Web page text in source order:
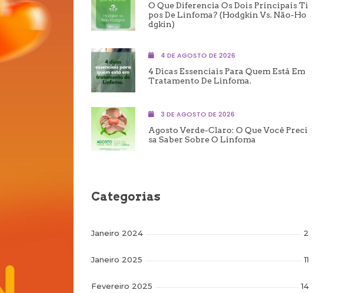
O Que Diferencia Os Dois Principais Ti
Pos De Linfoma? (Hodgkin Vs. Não-Ho
Dgkin)
4 DE AGOSTO DE 2026
4 Dicas Essenciais Para Quem Está Em
Tratamento De Linfoma.
3 DE AGOSTO DE 2026
Agosto Verde-Claro: O Que Você Preci
Sa Saber Sobre O Linfoma
Categorias
Janeiro 2024 2
Janeiro 2025 11
Fevereiro 2025 14